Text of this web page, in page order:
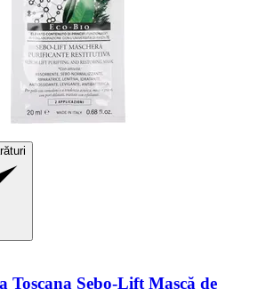
Toscana Sebo-​Lift Mască de